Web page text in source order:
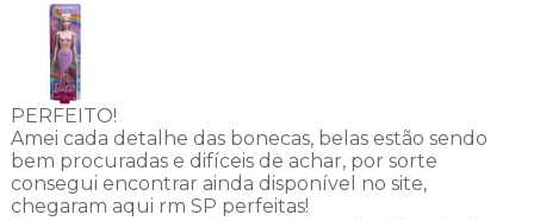
PERFEITO!
Amei cada detalhe das bonecas, belas estão sendo
bem procuradas e difíceis de achar, por sorte
consegui encontrar ainda disponível no site,
chegaram aqui rm SP perfeitas!